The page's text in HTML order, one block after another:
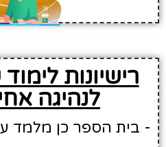
רישיונות
לנהיגה
- בית הספר כן מלמד